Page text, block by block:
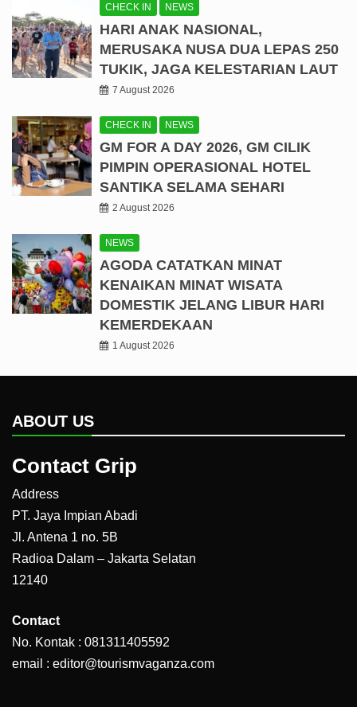
CHECK IN NEWS
HARI ANAK NASIONAL,
MERUSAKA NUSA DUA LEPAS 250
TUKIK, JAGA KELESTARIAN LAUT
7 August 2026
CHECK IN NEWS
GM FOR A DAY 2026, GM CILIK
PIMPIN OPERASIONAL HOTEL
SANTIKA SELAMA SEHARI
2 August 2026
NEWS
AGODA CATATKAN MINAT
KENAIKAN MINAT WISATA
DOMESTIK JELANG LIBUR HARI
KEMERDEKAAN
1 August 2026
ABOUT US
Contact Grip
Address
PT. Jaya Impian Abadi
Jl. Antena 1 no. 5B
Radioa Dalam – Jakarta Selatan
12140
Contact
No. Kontak : 081311405592
email : editor@tourismvaganza.com